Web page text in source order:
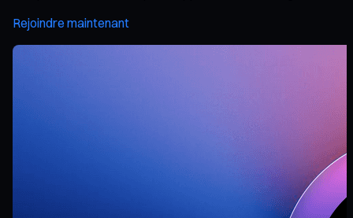
Rejoindre maintenant